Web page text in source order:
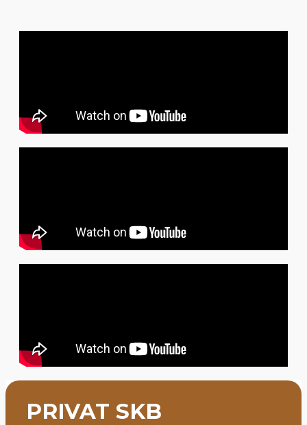
PRIVAT SKB